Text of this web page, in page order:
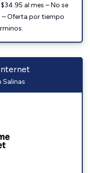
al mes – No se
– Oferta por tiempo
Salinas